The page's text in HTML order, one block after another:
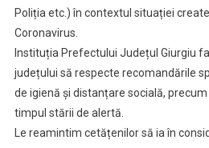
Poliția etc.) în contextul situației
Coronavirus.
Instituția Prefectului Județul Giurgiu
județului să respecte recomandările
de igienă și distanțare socială,
timpul stării de alertă.
Le reamintim cetățenilor să ia în